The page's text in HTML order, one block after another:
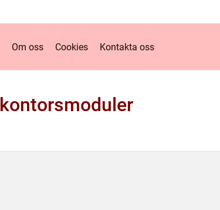
Om oss Cookies Kontakta oss
kontorsmoduler